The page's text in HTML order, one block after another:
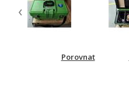
‹
Porovnat